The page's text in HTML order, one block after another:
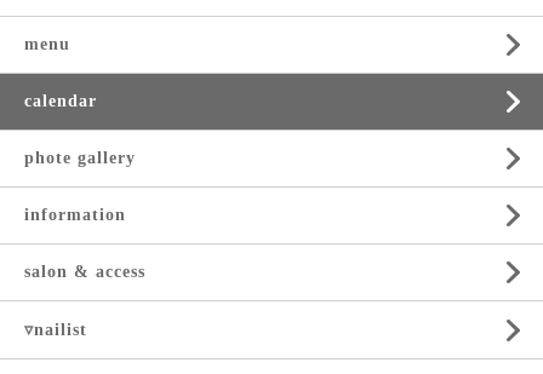
menu
calendar
phote gallery
information
salon & access
▿nailist